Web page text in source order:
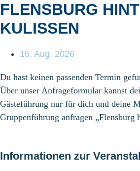
FLENSBURG
KULISSEN
15. Aug. 2026
Du hast keinen passenden Termin
Über unser Anfrageformular kannst
Gästeführung nur für dich und deine
Gruppenführung anfragen „Flensburg
Informationen zur